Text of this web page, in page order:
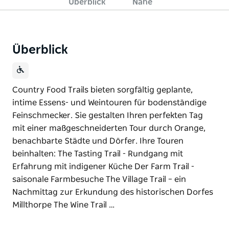
Überblick Nahe
Überblick
Country Food Trails bieten sorgfältig geplante,
intime Essens- und Weintouren für bodenständige
Feinschmecker. Sie gestalten Ihren perfekten Tag
mit einer maßgeschneiderten Tour durch Orange,
benachbarte Städte und Dörfer. Ihre Touren
beinhalten: The Tasting Trail - Rundgang mit
Erfahrung mit indigener Küche Der Farm Trail -
saisonale Farmbesuche The Village Trail – ein
Nachmittag zur Erkundung des historischen Dorfes
Millthorpe The Wine Trail …